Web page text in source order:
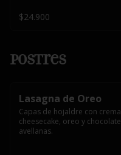
$24.900
Postres
Lasagna de Oreo
Capas de hojaldre con
cheesecake, oreo y
avellanas.